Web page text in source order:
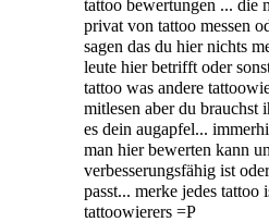
tattoo bewertungen ... die
privat von tattoo messen
sagen das du hier nichts
leute hier betrifft oder
tattoo was andere
mitlesen aber du brauchst
es dein augapfel...
man hier bewerten kann
verbesserungsfähig ist
passt... merke jedes tattoo
tattoowierers =P